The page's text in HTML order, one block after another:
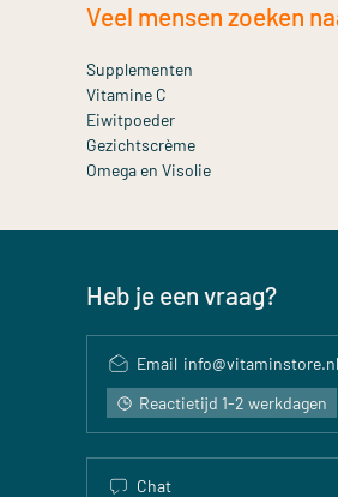
Veel mensen zoeken
Supplementen
Vitamine C
Eiwitpoeder
Gezichtscrème
Omega en Visolie
Heb je een vraag?
Email info@vitaminstore.nl
Reactietijd 1-2 werkdagen
Chat